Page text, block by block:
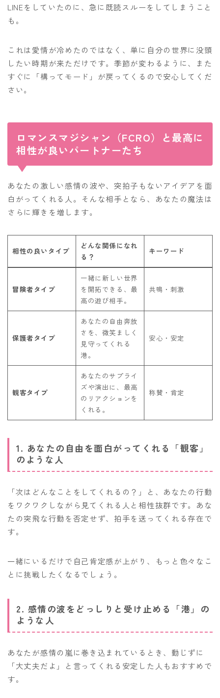
LINEをしていたのに、急に既読スルーをしてしまうこと
も。
これは愛情が冷めたのではなく、単に自分の世界に没頭
したい時期が来ただけです。季節が変わるように、また
すぐに「構ってモード」が戻ってくるので安心してくだ
さい。
ロマンスマジシャン（FCRO）と最高に
相性が良いパートナーたち
あなたの激しい感情の波や、突拍子もないアイデアを面
白がってくれる人。そんな相手となら、あなたの魔法は
さらに輝きを増します。
相性の良いタイプ
どんな関係になれ
る？
キーワード
冒険者タイプ
一緒に新しい世界
を開拓できる、最
高の遊び相手。
共鳴・刺激
保護者タイプ
あなたの自由奔放
さを、微笑ましく
見守ってくれる
港。
安心・安定
観客タイプ
あなたのサプライ
ズや演出に、最高
のリアクションを
くれる。
称賛・肯定
1. あなたの自由を面白がってくれる「観客」
のような人
「次はどんなことをしてくれるの？」と、あなたの行動
をワクワクしながら見てくれる人と相性抜群です。あな
たの突飛な行動を否定せず、拍手を送ってくれる存在で
す。
一緒にいるだけで自己肯定感が上がり、もっと色々なこ
とに挑戦したくなるでしょう。
2. 感情の波をどっしりと受け止める「港」の
ような人
あなたが感情の嵐に巻き込まれているとき、動じずに
「大丈夫だよ」と言ってくれる安定した人もおすすめで
す。